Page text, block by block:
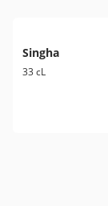
Singha
33 cL